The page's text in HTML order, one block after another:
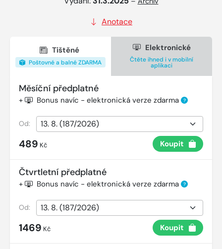
Anotace
Tištěné
Poštovné a balné ZDARMA
Elektronické
Čtěte ihned i v mobilní
aplikaci
Měsíční předplatné
+ Bonus navíc - elektronická verze zdarma ?
Od:
489 Kč Koupit
Čtvrtletní předplatné
+ Bonus navíc - elektronická verze zdarma ?
Od:
1469 Kč Koupit